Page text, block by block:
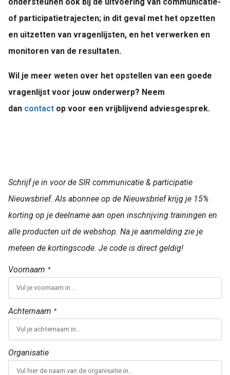
of participatietrajecten; in dit geval met het opzetten
en uitzetten van vragenlijsten, en het verwerken en
monitoren van de resultaten.
Wil je meer weten over het opstellen van een goede
vragenlijst voor jouw onderwerp? Neem
dan contact op voor een vrijblijvend adviesgesprek.
Schrijf je in voor de SIR communicatie & participatie
Nieuwsbrief. Als abonnee op de Nieuwsbrief krijg je 15%
korting op je deelname aan open inschrijving trainingen en
alle producten uit de webshop. Na je aanmelding zie je
meteen de kortingscode. Je code is direct geldig!
Voornaam *
Achternaam *
Organisatie